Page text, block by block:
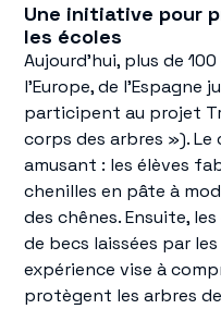
Une initiative pour
les écoles
Aujourd'hui, plus de
l'Europe, de l'Espagne
participent au projet
corps des arbres »).
amusant : les élèves
chenilles en pâte à
des chênes. Ensuite,
de becs laissées par
expérience vise à
protègent les arbres